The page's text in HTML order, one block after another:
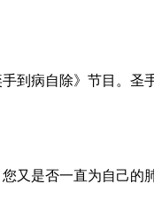
到病自除》节目。
又是否一直为自己的